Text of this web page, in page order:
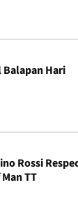
Balapan Hari
Rossi
TT